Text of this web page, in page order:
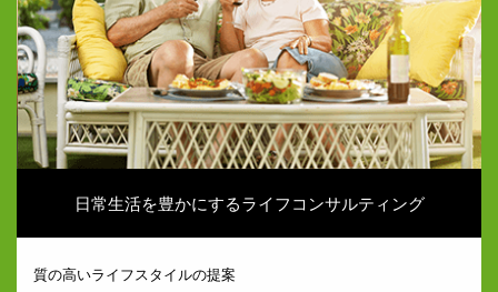
日常生活を豊かにするライフコンサルティング
質の高いライフスタイルの提案